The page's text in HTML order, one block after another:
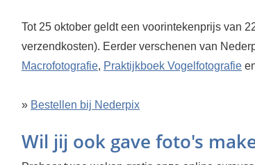
Tot 25 oktober geldt een voorintekenprijs van
verzendkosten). Eerder verschenen van
Macrofotografie, Praktijkboek Vogelfotografie
» Bestellen bij Nederpix
Wil jij ook gave foto's